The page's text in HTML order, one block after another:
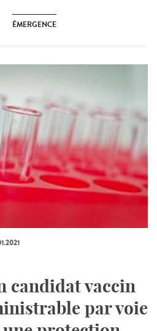
ÉMERGENCE
candidat vaccin
par voie